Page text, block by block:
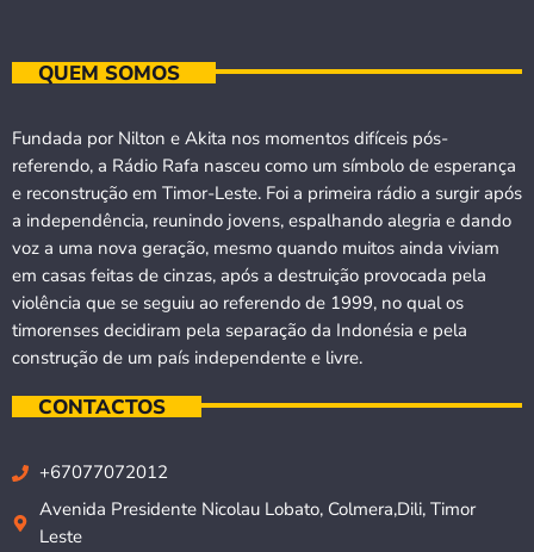
QUEM SOMOS
Fundada por Nilton e Akita nos momentos difíceis pós-
referendo, a Rádio Rafa nasceu como um símbolo de esperança
e reconstrução em Timor-Leste. Foi a primeira rádio a surgir após
a independência, reunindo jovens, espalhando alegria e dando
voz a uma nova geração, mesmo quando muitos ainda viviam
em casas feitas de cinzas, após a destruição provocada pela
violência que se seguiu ao referendo de 1999, no qual os
timorenses decidiram pela separação da Indonésia e pela
construção de um país independente e livre.
CONTACTOS
+67077072012
Avenida Presidente Nicolau Lobato, Colmera,Dili, Timor
Leste